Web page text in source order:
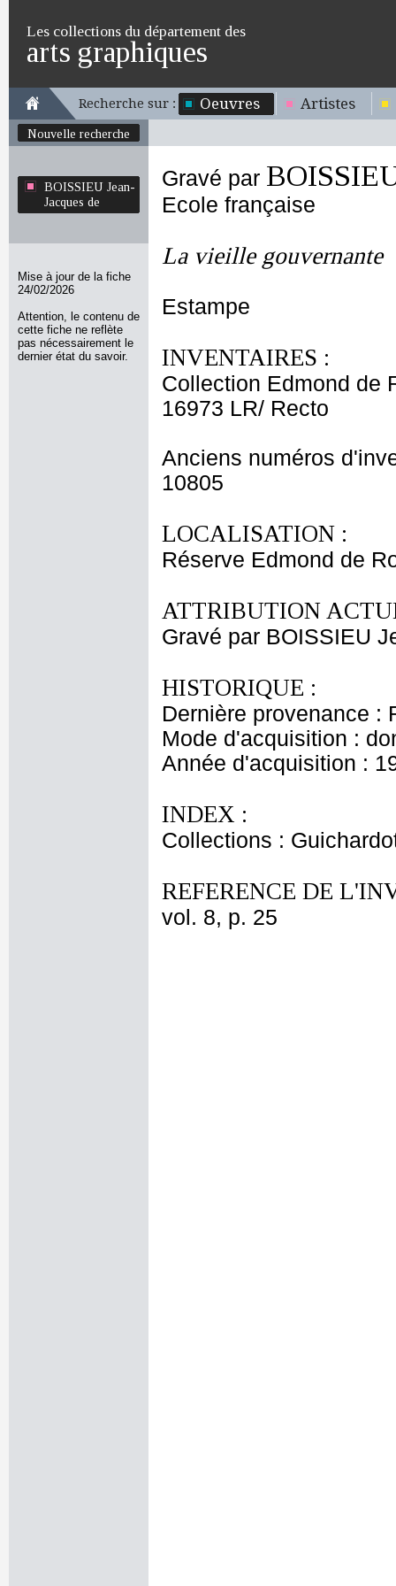
Les collections du département des
arts graphiques
Recherche sur : Oeuvres Artistes
Nouvelle recherche
BOISSIEU Jean-
Jacques de
Mise à jour de la fiche
24/02/2026
Attention, le contenu de
cette fiche ne reflète
pas nécessairement le
dernier état du savoir.
Gravé par
Ecole française
La vieille gouvernante
Estampe
INVENTAIRES :
Collection Edmond de
16973 LR/ Recto
Anciens numéros
10805
LOCALISATION :
Réserve Edmond de
ATTRIBUTION
Gravé par BOISSIEU
HISTORIQUE :
Dernière provenance :
Mode d'acquisition :
Année d'acquisition :
INDEX :
Collections :
REFERENCE DE
vol. 8, p. 25